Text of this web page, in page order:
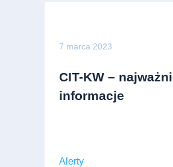
7 marca 2023
CIT-KW –
informacje
Alerty